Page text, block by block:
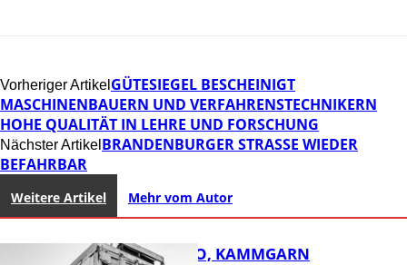
Vorheriger Artikel GÜTESIEGEL BESCHEINIGT
MASCHINENBAUERN UND VERFAHRENSTECHNIKERN
HOHE QUALITÄT IN LEHRE UND FORSCHUNG
Nächster Artikel BRANDENBURGER STRASSE WIEDER B
EFAHRBAR
Weitere Artikel Mehr vom Autor
ROSE TATTOO, KAMMGARN